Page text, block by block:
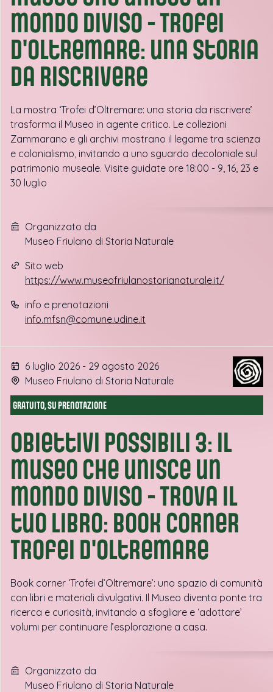
mondo diviso - Trofei
d'oltremare: una storia
da riscrivere
La mostra ‘Trofei d’Oltremare: una storia da riscrivere’
trasforma il Museo in agente critico. Le collezioni
Zammarano e gli archivi mostrano il legame tra scienza
e colonialismo, invitando a uno sguardo decoloniale sul
patrimonio museale. Visite guidate ore 18:00 - 9, 16, 23 e
30 luglio
Organizzato da
Museo Friulano di Storia Naturale
Sito web
https://www.museofriulanostorianaturale.it/
info e prenotazioni
info.mfsn@comune.udine.it
6 luglio 2026 - 29 agosto 2026
Museo Friulano di Storia Naturale
GRATUITO, SU PRENOTAZIONE
Obiettivi possibili 3: il
museo che unisce un
mondo diviso - Trova il
tuo libro: book corner
Trofei d'oltremare
Book corner ‘Trofei d’Oltremare’: uno spazio di comunità
con libri e materiali divulgativi. Il Museo diventa ponte tra
ricerca e curiosità, invitando a sfogliare e ‘adottare’
volumi per continuare l’esplorazione a casa.
Organizzato da
Museo Friulano di Storia Naturale